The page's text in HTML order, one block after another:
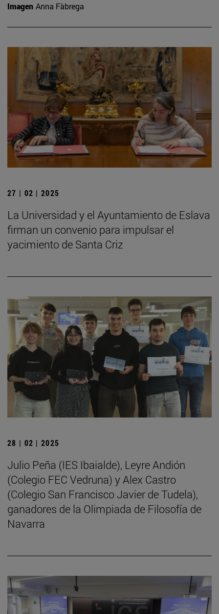
Imagen Anna Fàbrega
27 | 02 | 2025
La Universidad y el Ayuntamiento de Eslava
firman un convenio para impulsar el
yacimiento de Santa Criz
28 | 02 | 2025
Julio Peña (IES Ibaialde), Leyre Andión
(Colegio FEC Vedruna) y Alex Castro
(Colegio San Francisco Javier de Tudela),
ganadores de la Olimpiada de Filosofía de
Navarra